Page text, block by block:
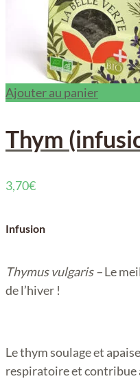
Ajouter au panier
Thym
3,70€
Infusion
Thymus vulgaris –Le
de l’hiver !
Le thym soulage et
respiratoire et contribue